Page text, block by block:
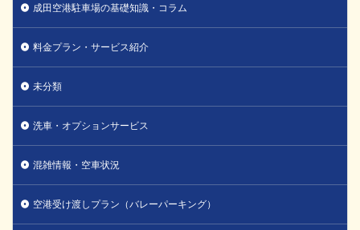
成田空港駐車場の基礎知識・コラム
料金プラン・サービス紹介
未分類
洗車・オプションサービス
混雑情報・空車状況
空港受け渡しプラン（バレーパーキング）